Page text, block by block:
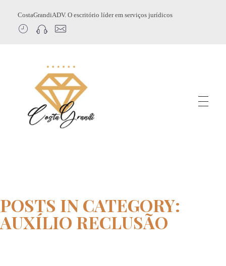
CostaGrandiADV. O escritório líder em serviços jurídicos
POSTS IN CATEGORY:
AUXÍLIO RECLUSÃO